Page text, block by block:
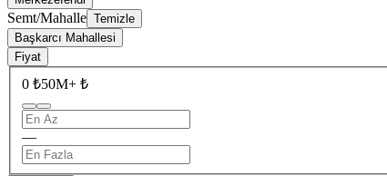
Semt/Mahalle Temizle
Başkarcı Mahallesi
Fiyat
0 ₺50M+ ₺
—